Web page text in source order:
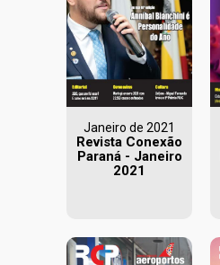
Janeiro de 2021
Revista Conexão
Paraná - Janeiro
2021